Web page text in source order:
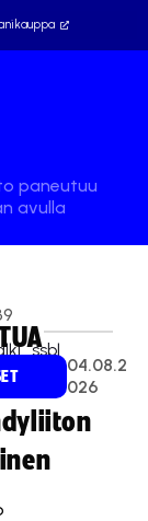
paneutuu
avulla
04.08.2
026